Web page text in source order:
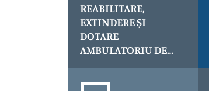
REABILITARE,
EXTINDERE ȘI
DOTARE
AMBULATORIU DE